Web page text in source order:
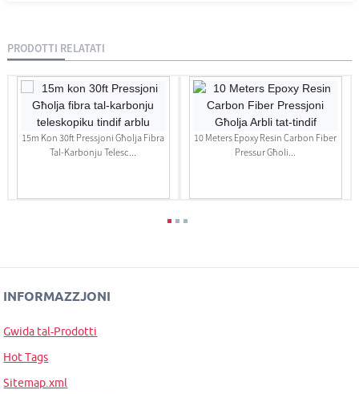
PRODOTTI RELATATI
15m Kon 30ft Pressjoni Għolja Fibra
Tal-Karbonju Telesc...
10 Meters Epoxy Resin Carbon Fiber
Pressur Għoli...
INFORMAZZJONI
Gwida tal-Prodotti
Hot Tags
Sitemap.xml